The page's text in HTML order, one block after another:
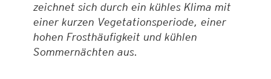
zeichnet sich durch ein kühles Klima mit
einer kurzen Vegetationsperiode, einer
hohen Frosthäufigkeit und kühlen
Sommernächten aus.